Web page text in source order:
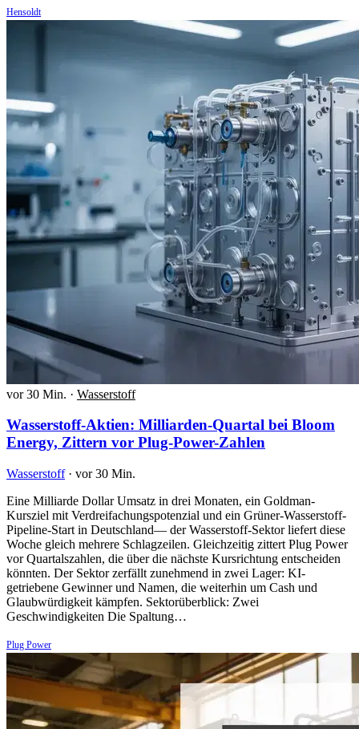
Hensoldt
vor 30 Min. · Wasserstoff
Wasserstoff-Aktien: Milliarden-Quartal bei Bloom
Energy, Zittern vor Plug-Power-Zahlen
Wasserstoff · vor 30 Min.
Eine Milliarde Dollar Umsatz in drei Monaten, ein Goldman-
Kursziel mit Verdreifachungspotenzial und ein Grüner-Wasserstoff-
Pipeline-Start in Deutschland— der Wasserstoff-Sektor liefert diese
Woche gleich mehrere Schlagzeilen. Gleichzeitig zittert Plug Power
vor Quartalszahlen, die über die nächste Kursrichtung entscheiden
könnten. Der Sektor zerfällt zunehmend in zwei Lager: KI-
getriebene Gewinner und Namen, die weiterhin um Cash und
Glaubwürdigkeit kämpfen. Sektorüberblick: Zwei
Geschwindigkeiten Die Spaltung…
Plug Power